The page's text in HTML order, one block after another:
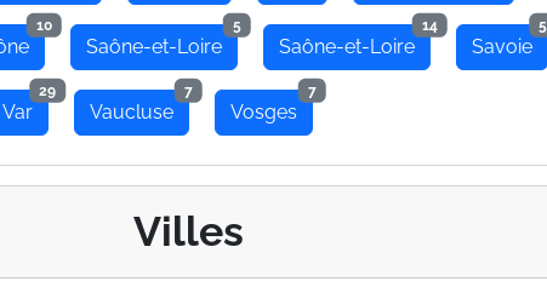
10
Saône-et-Loire
5
Saône-et-Loire
14
Savoie
Var
29
Vaucluse
7
Vosges
7
Villes